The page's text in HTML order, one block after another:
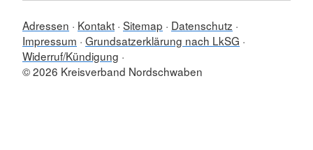
Adressen Kontakt Sitemap
Datenschutz
Impressum Grundsatzerklärung nach LkSG
Widerruf/Kündigung
© 2026 Kreisverband Nordschwaben